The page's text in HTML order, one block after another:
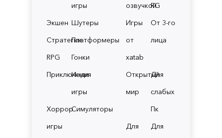
игры
Экшен Шутеры
СтратегииПлатформеры
RPG
Гонки
Приключения
Инди
игры
Хоррор
игры
Симуляторы
озвучкой
RG
Игры
от
xatab
От 3-го
лица
Открытый
мир
Для
слабых
Пк
Для
Для